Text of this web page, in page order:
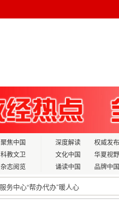
聚焦中国
科教文卫
杂志阅览
深度解读
权威发布
文化中国
华夏视野
诵读中国
品牌中国
护苗，新一年民生保障网这样织